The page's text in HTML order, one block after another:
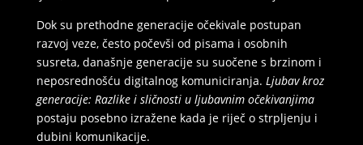
Dok su prethodne generacije očekivale postupan
razvoj veze, često počevši od pisama i osobnih
susreta, današnje generacije su suočene s brzinom i
neposrednošću digitalnog komuniciranja. Ljubav kroz
generacije: Razlike i sličnosti u ljubavnim očekivanjima
postaju posebno izražene kada je riječ o strpljenju i
dubini komunikacije.